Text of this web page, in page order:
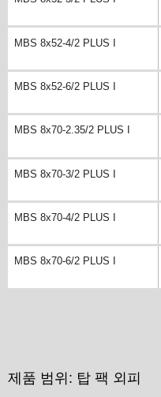
MBS 8x52-4/2 PLUS I
MBS 8x52-6/2 PLUS I
MBS 8x70-2.35/2 PLUS I
MBS 8x70-3/2 PLUS I
MBS 8x70-4/2 PLUS I
MBS 8x70-6/2 PLUS I
제품 범위: 탑 팩 외피